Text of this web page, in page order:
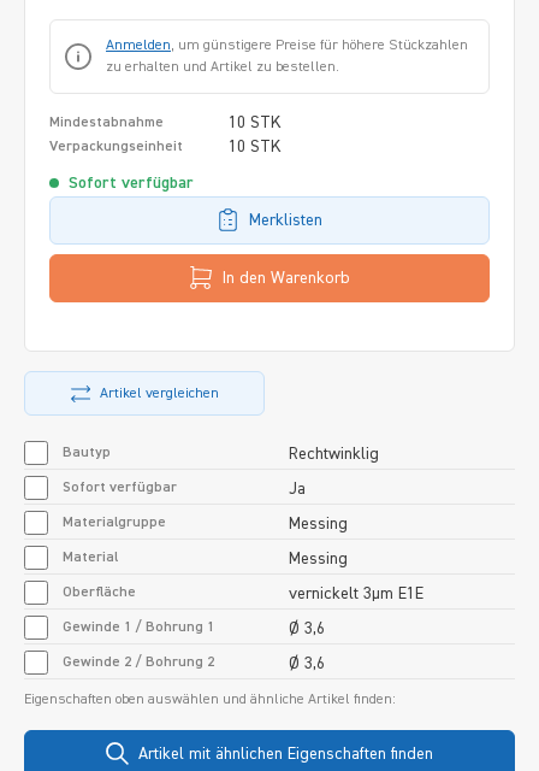
Anmelden, um günstigere Preise für höhere Stückzahlen
zu erhalten und Artikel zu bestellen.
Mindestabnahme 10 STK
Verpackungseinheit 10 STK
Sofort verfügbar
Merklisten
In den Warenkorb
Artikel vergleichen
Bautyp Rechtwinklig
Sofort verfügbar Ja
Materialgruppe Messing
Material Messing
Oberfläche vernickelt 3µm E1E
Gewinde 1 / Bohrung 1 Ø 3,6
Gewinde 2 / Bohrung 2 Ø 3,6
Eigenschaften oben auswählen und ähnliche Artikel finden:
Artikel mit ähnlichen Eigenschaften finden